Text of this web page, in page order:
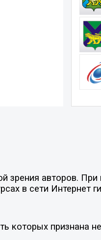
зрения авторов. При
в сети Интернет
которых признана